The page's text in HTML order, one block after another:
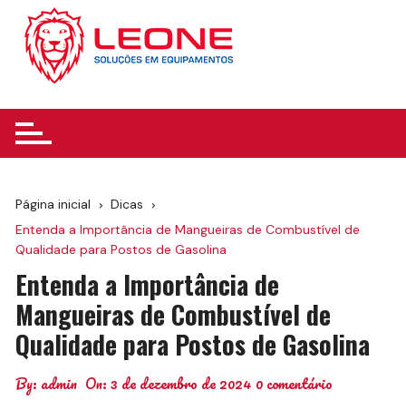
para
conteúdo
Página inicial
Dicas
Entenda a Importância de Mangueiras de Combustível de
Qualidade para Postos de Gasolina
Entenda a Importância de
Mangueiras de Combustível de
Qualidade para Postos de Gasolina
By: admin On:3 de dezembro de 2024 0 comentário